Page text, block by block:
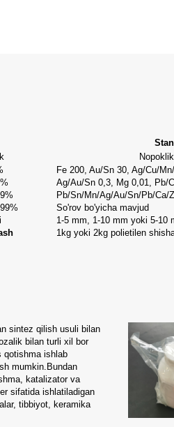
Fe 200, Au/Sn 30, Ag/Cu/
Ag/Au/Sn 0,3, Mg 0,01, Pb/
Pb/Sn/Mn/Ag/Au/Sn/Pb/Ca/
So'rov bo'yicha mavjud
1-5 mm, 1-10 mm yoki 5-10
1kg yoki 2kg polietilen
sintez qilish usuli bilan
bilan turli xil bor
qotishma ishlab
mumkin.Bundan
katalizator va
sifatida ishlatiladigan
tibbiyot, keramika